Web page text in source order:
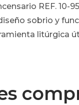
REF.
sobrio y
litúrgica